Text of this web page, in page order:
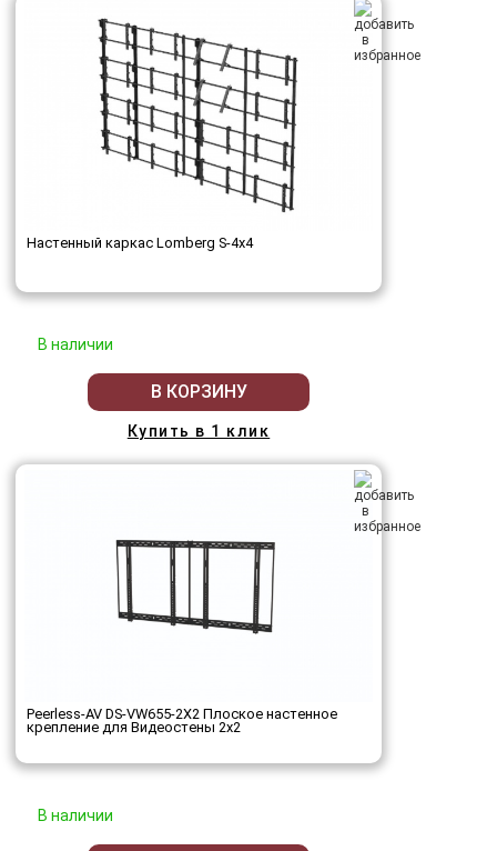
Настенный каркас Lomberg S-4х4
В наличии
В КОРЗИНУ
Купить в 1 клик
Peerless-AV DS-VW655-2X2 Плоское настенное
крепление для Видеостены 2х2
В наличии